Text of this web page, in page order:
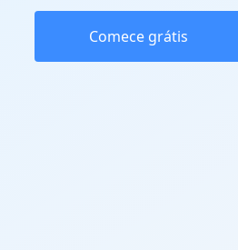
Comece grátis